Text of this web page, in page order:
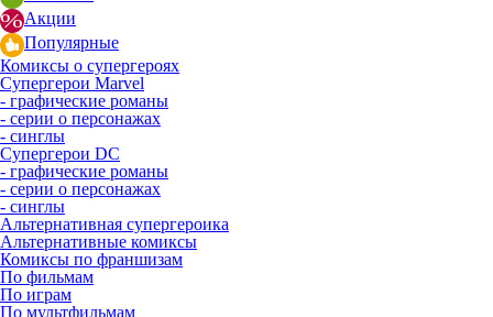
Акции
Популярные
Комиксы о супергероях
Супергерои Marvel
- графические романы
- серии о персонажах
- синглы
Супергерои DC
- графические романы
- серии о персонажах
- синглы
Альтернативная супергероика
Альтернативные комиксы
Комиксы по франшизам
По фильмам
По играм
По мультфильмам